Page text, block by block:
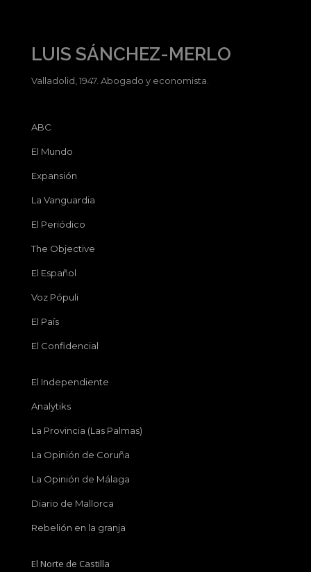
LUIS SÁNCHEZ-MERLO
Valladolid, 1947. Abogado y economista.
ABC
El Mundo
Expansión
La Vanguardia
El Periódico
The Objective
El Español
Voz Pópuli
El País
El Confidencial
El Independiente
Analytiks
La Provincia (Las Palmas)
La Opinión de Coruña
La Opinión de Málaga
Diario de Mallorca
Rebelión en la granja
El Norte de Castilla